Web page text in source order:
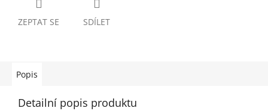
ZEPTAT SE SDÍLET
Popis
Detailní popis produktu